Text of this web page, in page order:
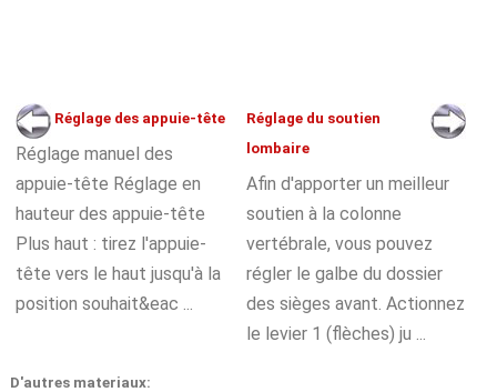
Réglage des appuie-tête
Réglage manuel des
appuie-tête Réglage en
hauteur des appuie-tête
Plus haut : tirez l'appuie-
tête vers le haut jusqu'à la
position souhait&eac ...
Réglage du soutien
lombaire
Afin d'apporter un meilleur
soutien à la colonne
vertébrale, vous pouvez
régler le galbe du dossier
des sièges avant. Actionnez
le levier 1 (flèches) ju ...
D'autres materiaux: